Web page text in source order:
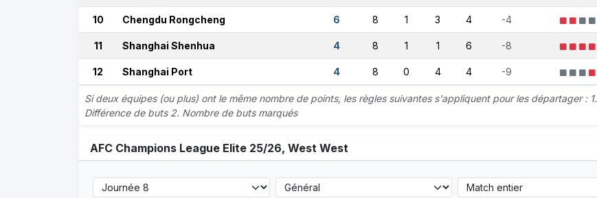
10 Chengdu Rongcheng 6 8 1 3 4 -4
11 Shanghai Shenhua 4 8 1 1 6 -8
12 Shanghai Port 4 8 0 4 4 -9
Si deux équipes (ou plus) ont le même nombre de points, les règles suivantes s'appliquent pour les départager : 1.
Différence de buts 2. Nombre de buts marqués
AFC Champions League Elite 25/26, West West